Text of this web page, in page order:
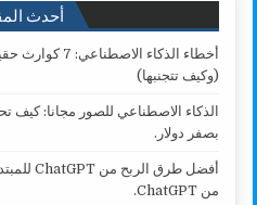
أحدث
أخطاء الذكاء
(وكيف تتجنبها)
الذكاء الاصطناعي للصور مجانا: كيف
بصفر دولار.
من ChatGPT.